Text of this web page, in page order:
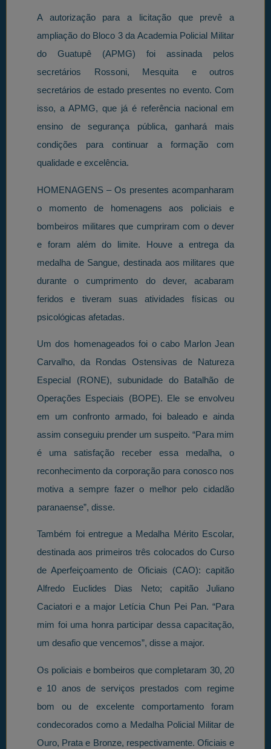
A autorização para a licitação que prevê a
ampliação do Bloco 3 da Academia Policial Militar
do Guatupê (APMG) foi assinada pelos
secretários Rossoni, Mesquita e outros
secretários de estado presentes no evento. Com
isso, a APMG, que já é referência nacional em
ensino de segurança pública, ganhará mais
condições para continuar a formação com
qualidade e excelência.
HOMENAGENS – Os presentes acompanharam
o momento de homenagens aos policiais e
bombeiros militares que cumpriram com o dever
e foram além do limite. Houve a entrega da
medalha de Sangue, destinada aos militares que
durante o cumprimento do dever, acabaram
feridos e tiveram suas atividades físicas ou
psicológicas afetadas.
Um dos homenageados foi o cabo Marlon Jean
Carvalho, da Rondas Ostensivas de Natureza
Especial (RONE), subunidade do Batalhão de
Operações Especiais (BOPE). Ele se envolveu
em um confronto armado, foi baleado e ainda
assim conseguiu prender um suspeito. “Para mim
é uma satisfação receber essa medalha, o
reconhecimento da corporação para conosco nos
motiva a sempre fazer o melhor pelo cidadão
paranaense”, disse.
Também foi entregue a Medalha Mérito Escolar,
destinada aos primeiros três colocados do Curso
de Aperfeiçoamento de Oficiais (CAO): capitão
Alfredo Euclides Dias Neto; capitão Juliano
Caciatori e a major Letícia Chun Pei Pan. “Para
mim foi uma honra participar dessa capacitação,
um desafio que vencemos”, disse a major.
Os policiais e bombeiros que completaram 30, 20
e 10 anos de serviços prestados com regime
bom ou de excelente comportamento foram
condecorados como a Medalha Policial Militar de
Ouro, Prata e Bronze, respectivamente. Oficiais e